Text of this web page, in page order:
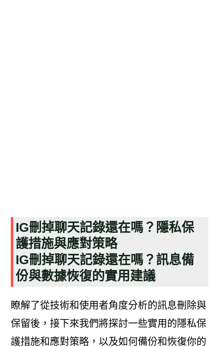
IG刪掉聊天記錄還在嗎？隱私保
護措施與應對策略
IG刪掉聊天記錄還在嗎？訊息備
份與數據恢復的實用建議
瞭解了從技術和使用者角度分析的訊息刪除與
保留後，接下來我們將探討一些實用的隱私保
護措施和應對策略，以及如何備份和恢復你的